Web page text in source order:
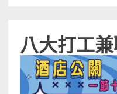
八大打工